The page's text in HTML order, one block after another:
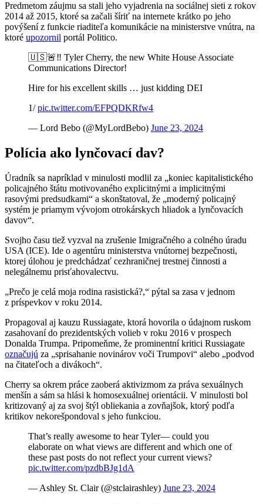
Predmetom záujmu sa stali jeho vyjadrenia na sociálnej sieti z rokov
2014 až 2015, ktoré sa začali šíriť na internete krátko po jeho
povýšení z funkcie riaditeľa komunikácie na ministerstve vnútra, na
ktoré upozornil portál Politico.
🇺🇸🚨‼️ Tyler Cherry, the new White House Associate
Communications Director!
Hire for his excellent skills … just kidding DEI
1/pic.twitter.com/EFPQDKRfw4
— Lord Bebo (@MyLordBebo) June 23, 2024
Polícia ako lynčovací dav?
Úradník sa napríklad v minulosti modlil za „koniec kapitalistického
policajného štátu motivovaného explicitnými a implicitnými
rasovými predsudkami“ a skonštatoval, že „moderný policajný
systém je priamym vývojom otrokárskych hliadok a lynčovacích
davov“.
Svojho času tiež vyzval na zrušenie Imigračného a colného úradu
USA (ICE). Ide o agentúru ministerstva vnútornej bezpečnosti,
ktorej úlohou je predchádzať cezhraničnej trestnej činnosti a
nelegálnemu prisťahovalectvu.
„Prečo je celá moja rodina rasistická?,“ pýtal sa zasa v jednom
z príspevkov v roku 2014.
Propagoval aj kauzu Russiagate, ktorá hovorila o údajnom ruskom
zasahovaní do prezidentských volieb v roku 2016 v prospech
Donalda Trumpa. Pripomeňme, že prominentní kritici Russiagate
označujú za „sprisahanie novinárov voči Trumpovi“ alebo „podvod
na čitateľoch a divákoch“.
Cherry sa okrem práce zaoberá aktivizmom za práva sexuálnych
menšín a sám sa hlási k homosexuálnej orientácii. V minulosti bol
kritizovaný aj za svoj štýl obliekania a zovňajšok, ktorý podľa
kritikov nekorešpondoval s jeho funkciou.
That’s really awesome to hear Tyler— could you
elaborate on what views are different and which one of
these past posts do not reflect your current views?
pic.twitter.com/pzdbBJg1dA
— Ashley St. Clair (@stclairashley) June 23, 2024